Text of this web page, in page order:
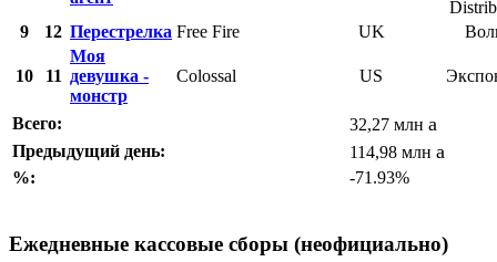
9
12 Перестрелка Free Fire UK
10 11
Моя
девушка -
монстр
Colossal US
Всего: 32,27 млн a
Предыдущий день: 114,98 млн a
%: -71.93%
Ежедневные кассовые сборы (неофициально)